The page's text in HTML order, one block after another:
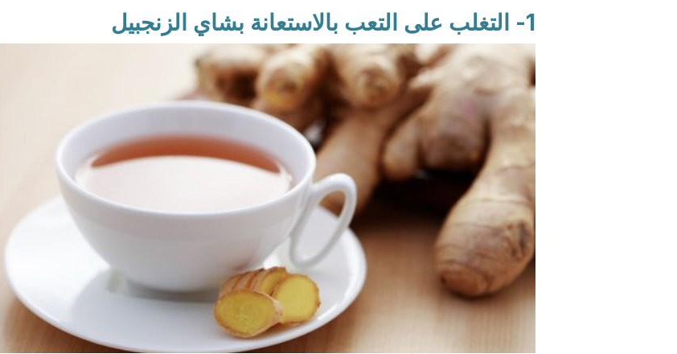
1- التغلب على التعب بالاستعانة بشاي الزنجبيل